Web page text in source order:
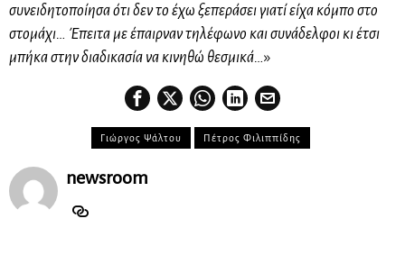
συνειδητοποίησα ότι δεν το έχω ξεπεράσει γιατί είχα κόμπο στο
στομάχι… Έπειτα με έπαιρναν τηλέφωνο και συνάδελφοι κι έτσι
μπήκα στην διαδικασία να κινηθώ θεσμικά… »
Γιώργος Ψάλτου Πέτρος Φιλιππίδης
newsroom